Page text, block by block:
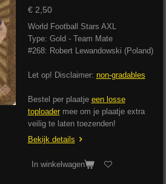
€ 2,50
World Football Stars AXL
Type: Gold - Team Mate
#268: Robert Lewandowski (Poland)
Let op! Disclaimer: non-gradables
Bestel per plaatje een losse
toploadermee om je plaatje extra
veilig te laten toezenden!
Bekijk details
In winkelwagen